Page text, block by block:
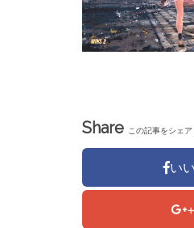
Share この記事をシェア
い